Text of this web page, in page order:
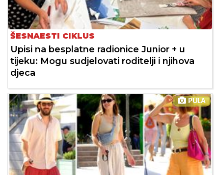
ŠESNAESTI CIKLUS
Upisi na besplatne radionice Junior + u
tijeku: Mogu sudjelovati roditelji i njihova
djeca
PULA